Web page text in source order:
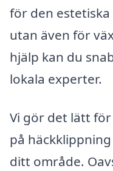
för den
utan även för
hjälp kan du
lokala experter.
Vi gör det lätt
på
ditt område.